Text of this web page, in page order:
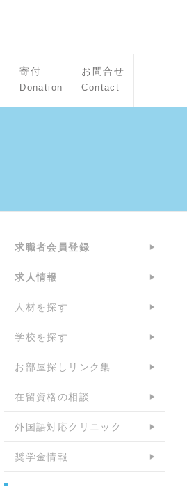
寄付
Donation
お問合せ
Contact
求職者会員登録
求人情報
人材を探す
学校を探す
お部屋探しリンク集
在留資格の相談
外国語対応クリニック
奨学金情報